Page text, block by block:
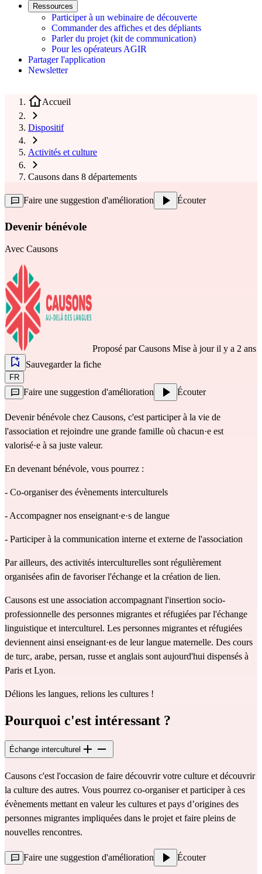
Ressources
Participer à un webinaire de découverte
Commander des affiches et des dépliants
Parler du projet (kit de communication)
Pour les opérateurs AGIR
Partager l'application
Newsletter
Accueil
Dispositif
Activités et culture
Causons dans 8 départements
Faire une suggestion d'amélioration Écouter
Devenir bénévole
Avec Causons
Proposé par Causons Mise à jour il y a 2 ans
Sauvegarder la fiche
FR
Faire une suggestion d'amélioration Écouter
Devenir bénévole chez Causons, c'est participer à la vie de
l'association et rejoindre une grande famille où chacun·e est
valorisé·e à sa juste valeur.
En devenant bénévole, vous pourrez :
- Co-organiser des évènements interculturels
- Accompagner nos enseignant·e·s de langue
- Participer à la communication interne et externe de l'association
Par ailleurs, des activités interculturelles sont régulièrement
organisées afin de favoriser l'échange et la création de lien.
Causons est une association accompagnant l'insertion socio-
professionnelle des personnes migrantes et réfugiées par l'échange
linguistique et interculturel. Les personnes migrantes et réfugiées
deviennent ainsi enseignant·es de leur langue maternelle. Des cours
de turc, arabe, persan, russe et anglais sont aujourd'hui dispensés à
Paris et Lyon.
Délions les langues, relions les cultures !
Pourquoi c'est intéressant ?
Échange interculturel
Causons c'est l'occasion de faire découvrir votre culture et découvrir
la culture des autres. Vous pourrez co-organiser et participer à ces
évènements mettant en valeur les cultures et pays d’origines des
personnes migrantes impliquées dans le projet et faire pleins de
nouvelles rencontres.
Faire une suggestion d'amélioration Écouter